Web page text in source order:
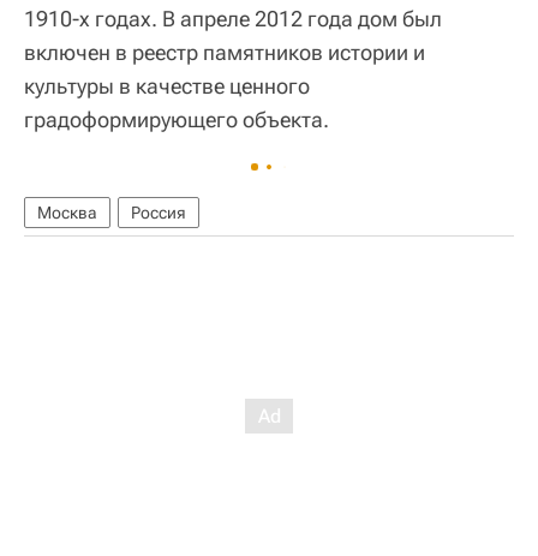
1910-х годах. В апреле 2012 года дом был
включен в реестр памятников истории и
культуры в качестве ценного
градоформирующего объекта.
Москва Россия